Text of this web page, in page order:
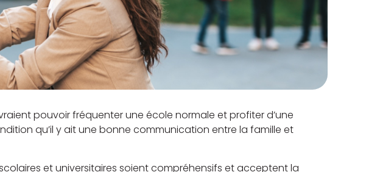
pouvoir fréquenter une école normale et profiter d’une
qu’il y ait une bonne communication entre la famille et
et universitaires soient compréhensifs et acceptent la